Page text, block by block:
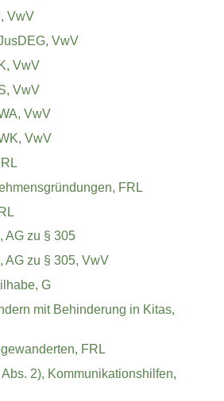
VwV
VwV
VwV
VwV
VwV
VwV
FRL
AG zu § 305
AG zu § 305, VwV
G
mit Behinderung in Kitas,
FRL
Abs. 2), Kommunikationshilfen,